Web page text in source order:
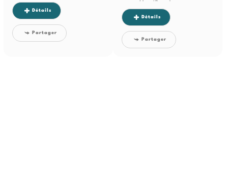
Détails
Partager
Détails
Partager